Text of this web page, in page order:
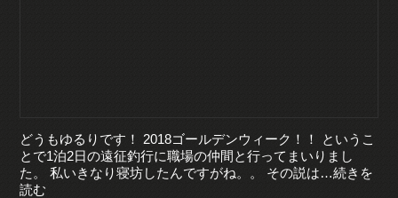
どうもゆるりです！ 2018ゴールデンウィーク！！ というこ
とで1泊2日の遠征釣行に職場の仲間と行ってまいりまし
た。 私いきなり寝坊したんですがね。。 その説は…続きを
読む